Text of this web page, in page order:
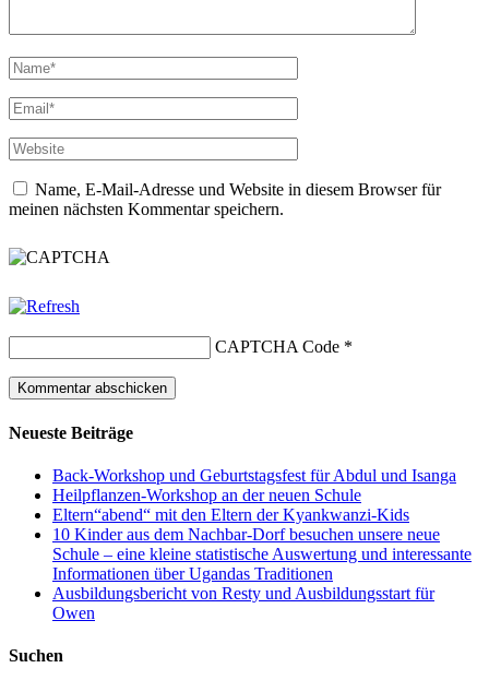
Name, E-Mail-Adresse und Website in diesem Browser für
meinen nächsten Kommentar speichern.
CAPTCHA Code *
Neueste Beiträge
Back-Workshop und Geburtstagsfest für Abdul und Isanga
Heilpflanzen-Workshop an der neuen Schule
Eltern“abend“ mit den Eltern der Kyankwanzi-Kids
10 Kinder aus dem Nachbar-Dorf besuchen unsere neue
Schule – eine kleine statistische Auswertung und interessante
Informationen über Ugandas Traditionen
Ausbildungsbericht von Resty und Ausbildungsstart für
Owen
Suchen